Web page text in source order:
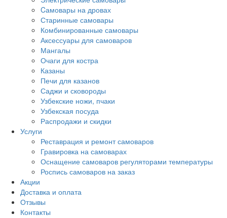
Cамовары на дровах
Старинные самовары
Комбинированные самовары
Аксессуары для самоваров
Мангалы
Очаги для костра
Казаны
Печи для казанов
Саджи и сковороды
Узбекские ножи, пчаки
Узбекская посуда
Распродажи и скидки
Услуги
Реставрация и ремонт самоваров
Гравировка на самоварах
Оснащение самоваров регуляторами температуры
Роспись самоваров на заказ
Акции
Доставка и оплата
Отзывы
Контакты